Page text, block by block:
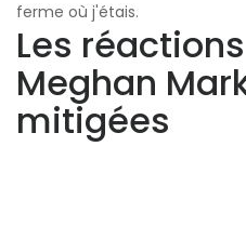
ferme où j'étais.
Les
Meghan
mitigées